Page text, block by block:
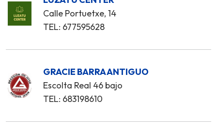
Calle Portuetxe, 14
TEL: 677595628
GRACIE BARRA ANTIGUO
Escolta Real 46 bajo
TEL: 683198610